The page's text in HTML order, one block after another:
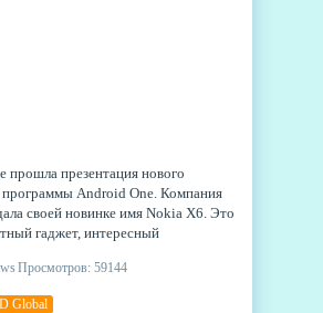
прошла презентация нового
программы Android One. Компания
своей новинке имя Nokia X6. Это
гаджет, интересный
прощупать почву перед тем как
фишки на более дорогие модели.
Просмотров: 59144
Global